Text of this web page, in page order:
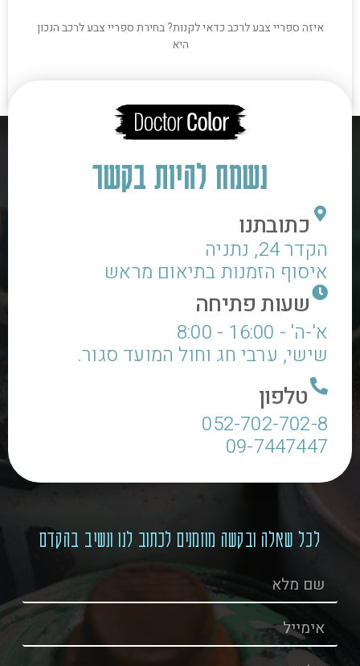
איזה ספריי צבע לרכב כדאי לקנות? בחירת ספריי צבע לרכב הנכון
היא
נשמח להיות בקשר
כתובתנו
הקדר 24, נתניה
איסוף הזמנות בתיאום מראש
שעות פתיחה
א'-ה' - 16:00 - 8:00
שישי, ערבי חג וחול המועד סגור.
טלפון
052-702-702-8
09-7447447
לכל שאלה ובקשה מוזמנים לכתוב לנו ונשיב בהקדם